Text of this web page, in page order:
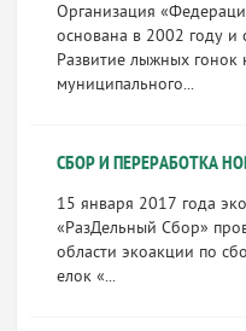
Организация
основана в 2002 году и
Развитие лыжных гонок
муниципального...
СБОР И ПЕРЕРАБОТКА
15 января 2017 года
«РазДельный Сбор»
области экоакции по
елок «...